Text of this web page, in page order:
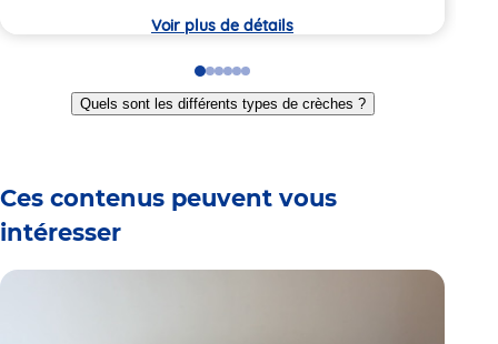
Voir plus de détails
Go
to
slide
Go
to
slide
Go
to
slide
Go
to
slide
Go
to
slide
Go
to
slide
Quels sont les différents types de crèches ?
Ces contenus peuvent vous
intéresser